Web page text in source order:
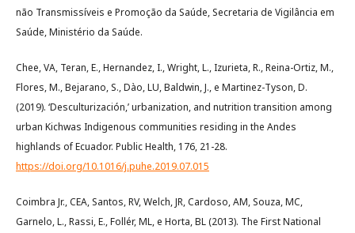
não Transmissíveis e Promoção da Saúde, Secretaria de Vigilância em
Saúde, Ministério da Saúde.
Chee, VA, Teran, E., Hernandez, I., Wright, L., Izurieta, R., Reina-Ortiz, M.,
Flores, M., Bejarano, S., Dào, LU, Baldwin, J., e Martinez-Tyson, D.
(2019). ‘Desculturización,’ urbanization, and nutrition transition among
urban Kichwas Indigenous communities residing in the Andes
highlands of Ecuador. Public Health, 176, 21-28.
https://doi.org/10.1016/j.puhe.2019.07.015
Coimbra Jr., CEA, Santos, RV, Welch, JR, Cardoso, AM, Souza, MC,
Garnelo, L., Rassi, E., Follér, ML, e Horta, BL (2013). The First National